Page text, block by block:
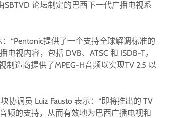
论坛制定的巴西下一代广播电视系
“Pentonic提供了一个支持全球解调标准的
视内容，包括 DVB、ATSC 和 ISDB-T。
造商提供了MPEG-H音频以实现TV 2.5 以
协调员 Luiz Fausto 表示：“即将推出的 TV
频的支持，从而有效地为巴西广播电视和